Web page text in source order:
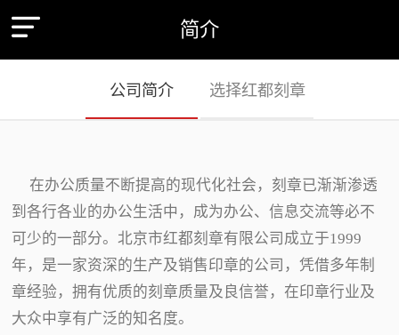
简介
公司简介 选择红都刻章
在办公质量不断提高的现代化社会，刻章已渐渐渗透
到各行各业的办公生活中，成为办公、信息交流等必不
可少的一部分。北京市红都刻章有限公司成立于1999
年，是一家资深的生产及销售印章的公司，凭借多年制
章经验，拥有优质的刻章质量及良信誉，在印章行业及
大众中享有广泛的知名度。